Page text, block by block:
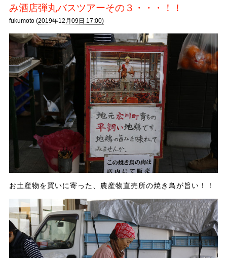
み酒店弾丸バスツアーその３・・・！！
fukumoto (2019年12月09日 17:00)
お土産物を買いに寄った、農産物直売所の焼き鳥が旨い！！